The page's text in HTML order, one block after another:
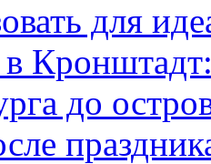
для
до